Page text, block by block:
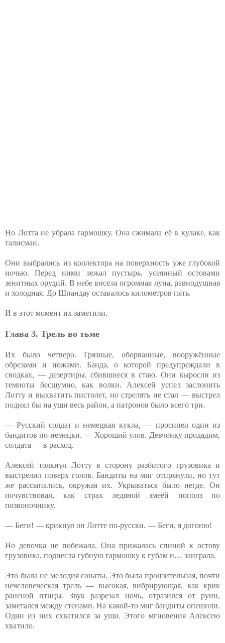
Но Лотта не убрала гармошку. Она сжимала её в кулаке, как
талисман.
Они выбрались из коллектора на поверхность уже глубокой
ночью. Перед ними лежал пустырь, усеянный остовами
зенитных орудий. В небе висела огромная луна, равнодушная
и холодная. До Шпандау оставалось километров пять.
И в этот момент их заметили.
Глава 3. Трель во тьме
Их было четверо. Грязные, оборванные, вооружённые
обрезами и ножами. Банда, о которой предупреждали в
сводках, — дезертиры, сбившиеся в стаю. Они выросли из
темноты бесшумно, как волки. Алексей успел заслонить
Лотту и выхватить пистолет, но стрелять не стал — выстрел
поднял бы на уши весь район, а патронов было всего три.
— Русский солдат и немецкая кукла, — просипел один из
бандитов по-немецки. — Хороший улов. Девчонку продадим,
солдата — в расход.
Алексей толкнул Лотту в сторону разбитого грузовика и
выстрелил поверх голов. Бандиты на миг отпрянули, но тут
же рассыпались, окружая их. Укрываться было негде. Он
почувствовал, как страх ледяной змеёй пополз по
позвоночнику.
— Беги! — крикнул он Лотте по-русски. — Беги, я догоню!
Но девочка не побежала. Она прижалась спиной к остову
грузовика, поднесла губную гармошку к губам и… заиграла.
Это была не мелодия сонаты. Это была пронзительная, почти
нечеловеческая трель — высокая, вибрирующая, как крик
раненой птицы. Звук разрезал ночь, отразился от руин,
заметался между стенами. На какой-то миг бандиты опешили.
Один из них схватился за уши. Этого мгновения Алексею
хватило.